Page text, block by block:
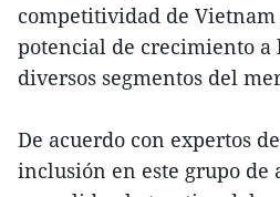
competitividad de
potencial de crecimiento a
diversos segmentos del
De acuerdo con expertos
inclusión en este grupo de